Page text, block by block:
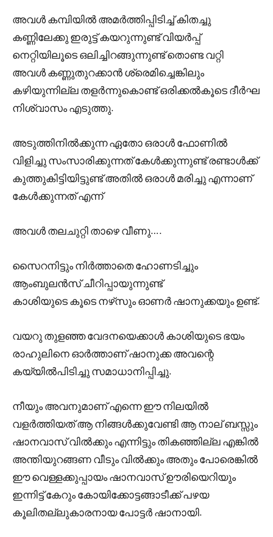
അവൾ കമ്പിയിൽ അമർത്തിപ്പിടിച്ച് കിതച്ചു
കണ്ണിലേക്കു ഇരുട്ട് കയറുന്നുണ്ട് വിയർപ്പ്
നെറ്റിയിലൂടെ ഒലിച്ചിറങ്ങുന്നുണ്ട് തൊണ്ട വറ്റി
അവൾ കണ്ണുതുറക്കാൻ ശ്രെമിച്ചെങ്കിലും
കഴിയുന്നില്ല തളർന്നുകൊണ്ട് ഒരിക്കൽകൂടെ ദീർഘ
നിശ്വാസം എടുത്തു.
അടുത്തിനിൽക്കുന്ന ഏതോ ഒരാൾ ഫോണിൽ
വിളിച്ചു സംസാരിക്കുന്നത് കേൾക്കുന്നുണ്ട് രണ്ടാൾക്ക്
കുത്തുകിട്ടിയിട്ടുണ്ട് അതിൽ ഒരാൾ മരിച്ചു എന്നാണ്
കേൾക്കുന്നത് എന്ന്
അവൾ തലചുറ്റി താഴെ വീണു….
സൈറനിട്ടും നിർത്താതെ ഹോണടിച്ചും
ആംബുലൻസ് ചീറിപ്പായുന്നുണ്ട്
കാശിയുടെ കൂടെ നഴ്‌സും ഓണർ ഷാനുക്കയും ഉണ്ട്.
വയറു തുളഞ്ഞ വേദനയെക്കാൾ കാശിയുടെ ഭയം
രാഹുലിനെ ഓർത്താണ് ഷാനുക്ക അവന്റെ
കയ്യിൽപിടിച്ചു സമാധാനിപ്പിച്ചു.
നീയും അവനുമാണ് എന്നെ ഈ നിലയിൽ
വളർത്തിയത് ആ നിങ്ങൾക്കുവേണ്ടി ആ നാല് ബസ്സും
ഷാനവാസ്‌ വിൽക്കും എന്നിട്ടും തികഞ്ഞില്ല എങ്കിൽ
അന്തിയുറങ്ങണ വീടും വിൽക്കും അതും പോരെങ്കിൽ
ഈ വെള്ളക്കുപ്പായം ഷാനവാസ് ഊരിയെറിയും
ഇന്നിട്ട് കേറും കോയിക്കോട്ടങ്ങാടീക്ക് പഴയ
കൂലിതല്ലുകാരനായ പോട്ടർ ഷാനായി.